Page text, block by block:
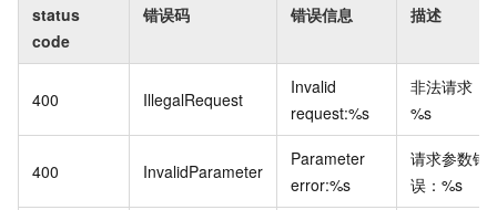
status
code
错误码 错误信息 描述
400 IllegalRequest
Invalid
request:%s
非法请求：
%s
400 InvalidParameter
Parameter
error:%s
请求参数错
误：%s